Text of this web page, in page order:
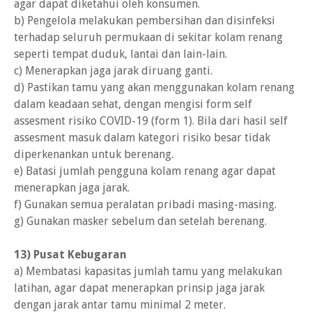
agar dapat diketahui oleh konsumen.
b) Pengelola melakukan pembersihan dan disinfeksi
terhadap seluruh permukaan di sekitar kolam renang
seperti tempat duduk, lantai dan lain-lain.
c) Menerapkan jaga jarak diruang ganti.
d) Pastikan tamu yang akan menggunakan kolam renang
dalam keadaan sehat, dengan mengisi form self
assesment risiko COVID-19 (form 1). Bila dari hasil self
assesment masuk dalam kategori risiko besar tidak
diperkenankan untuk berenang.
e) Batasi jumlah pengguna kolam renang agar dapat
menerapkan jaga jarak.
f) Gunakan semua peralatan pribadi masing-masing.
g) Gunakan masker sebelum dan setelah berenang.
13) Pusat Kebugaran
a) Membatasi kapasitas jumlah tamu yang melakukan
latihan, agar dapat menerapkan prinsip jaga jarak
dengan jarak antar tamu minimal 2 meter.